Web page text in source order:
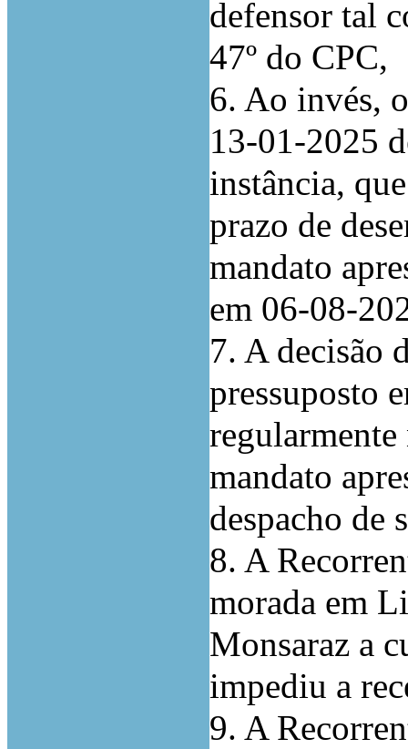
defensor tal
47º do CPC,
6. Ao invés,
13-01-2025
instância,
prazo de
mandato
em 06-08-
7. A decisão
pressuposto
mandato
despacho de
8. A
morada em
Monsaraz a
impediu a
9. A